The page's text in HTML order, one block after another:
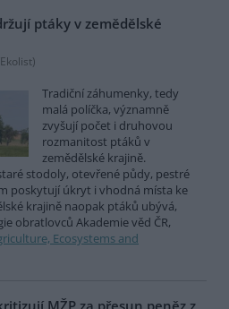
ptáky v zemědělské
)
Tradiční záhumenky, tedy
malá políčka, významně
zvyšují počet i druhovou
rozmanitost ptáků v
zemědělské krajině.
stodoly, otevřené půdy, pestré
poskytují úkryt i vhodná místa ke
krajině naopak ptáků ubývá,
obratlovců Akademie věd ČR,
Ecosystems and
MŽP za přesun peněz z